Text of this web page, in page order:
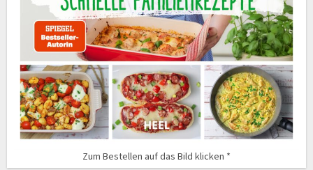
Zum Bestellen auf das Bild klicken *